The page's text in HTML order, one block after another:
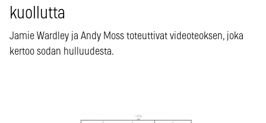
kuollutta
Jamie Wardley ja Andy Moss toteuttivat videoteoksen, joka
kertoo sodan hulluudesta.